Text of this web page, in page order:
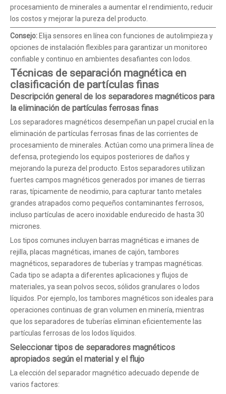
procesamiento de minerales a aumentar el rendimiento, reducir
los costos y mejorar la pureza del producto.
Consejo: Elija sensores en línea con funciones de autolimpieza y
opciones de instalación flexibles para garantizar un monitoreo
confiable y continuo en ambientes desafiantes con lodos.
Técnicas de separación magnética en
clasificación de partículas finas
Descripción general de los separadores magnéticos para
la eliminación de partículas ferrosas finas
Los separadores magnéticos desempeñan un papel crucial en la
eliminación de partículas ferrosas finas de las corrientes de
procesamiento de minerales. Actúan como una primera línea de
defensa, protegiendo los equipos posteriores de daños y
mejorando la pureza del producto. Estos separadores utilizan
fuertes campos magnéticos generados por imanes de tierras
raras, típicamente de neodimio, para capturar tanto metales
grandes atrapados como pequeños contaminantes ferrosos,
incluso partículas de acero inoxidable endurecido de hasta 30
micrones.
Los tipos comunes incluyen barras magnéticas e imanes de
rejilla, placas magnéticas, imanes de cajón, tambores
magnéticos, separadores de tuberías y trampas magnéticas.
Cada tipo se adapta a diferentes aplicaciones y flujos de
materiales, ya sean polvos secos, sólidos granulares o lodos
líquidos. Por ejemplo, los tambores magnéticos son ideales para
operaciones continuas de gran volumen en minería, mientras
que los separadores de tuberías eliminan eficientemente las
partículas ferrosas de los lodos líquidos.
Seleccionar tipos de separadores magnéticos
apropiados según el material y el flujo
La elección del separador magnético adecuado depende de
varios factores: